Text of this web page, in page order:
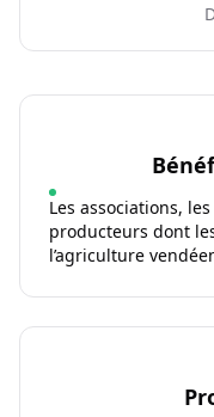
Les associations,
producteurs dont
l’agriculture